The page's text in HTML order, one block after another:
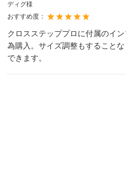
ディグ様
おすすめ度：
クロスステッププロに付属のイ
為購入。サイズ調整もすること
できます。